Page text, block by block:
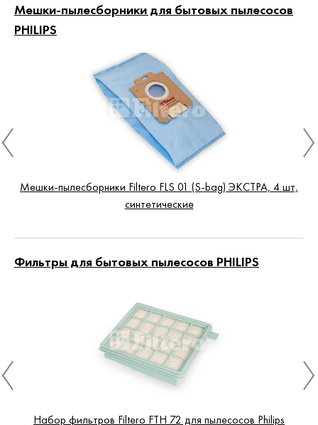
Мешки-пылесборники для бытовых пылесосов
PHILIPS
Мешки-пылесборники Filtero FLS 01 (S-bag) ЭКСТРА, 4 шт,
синтетические
Фильтры для бытовых пылесосов PHILIPS
Набор фильтров Filtero FTH 72 для пылесосов Philips